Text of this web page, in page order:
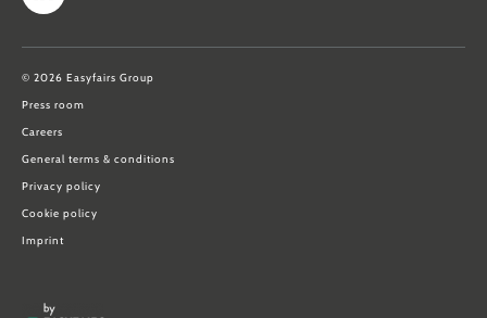
© 2026 Easyfairs Group
Press room
Careers
General terms & conditions
Privacy policy
Cookie policy
Imprint